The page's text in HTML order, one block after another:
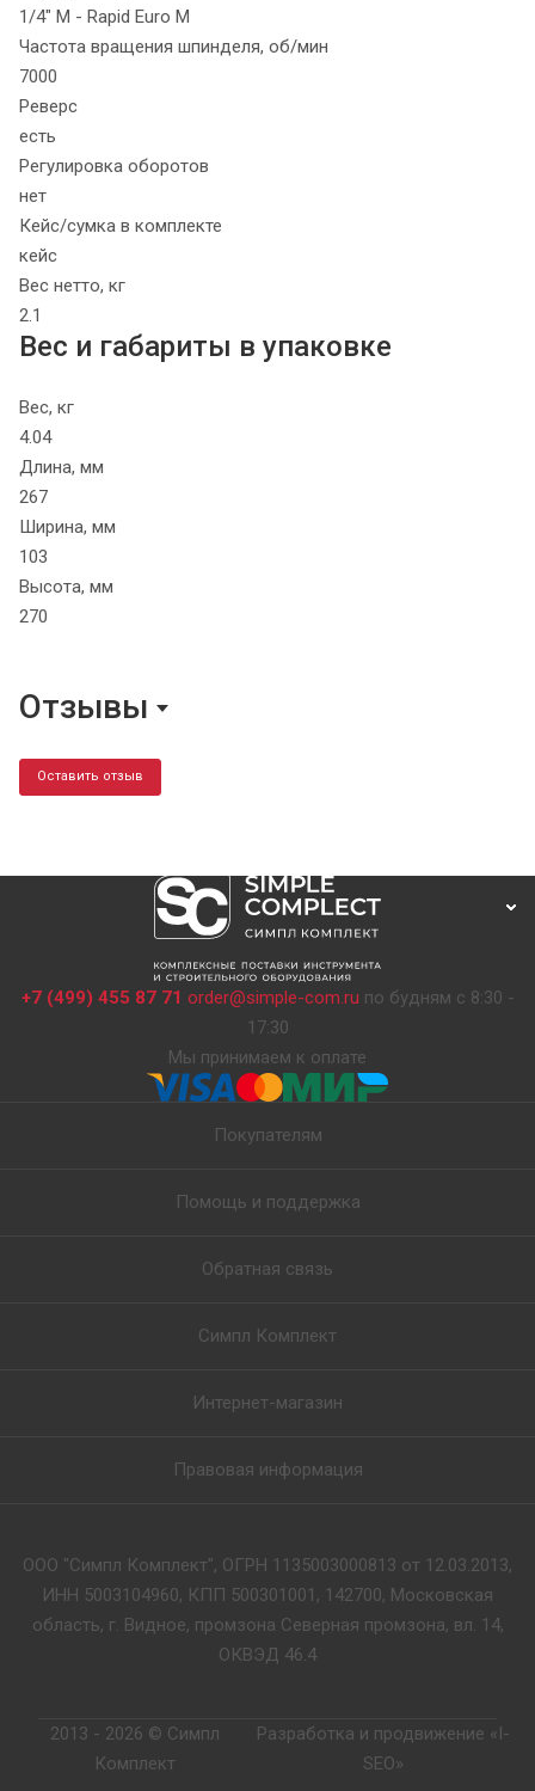
1/4" M - Rapid Euro M
Частота вращения шпинделя, об/мин
7000
Реверс
есть
Регулировка оборотов
нет
Кейс/сумка в комплекте
кейс
Вес нетто, кг
2.1
Вес и габариты в упаковке
Вес, кг
4.04
Длина, мм
267
Ширина, мм
103
Высота, мм
270
Отзывы
Оставить отзыв
+7 (499) 455 87 71 order@simple-com.ru по будням с 8:30 -
17:30
Мы принимаем к оплате
Покупателям
Помощь и поддержка
Обратная связь
Симпл Комплект
Интернет-магазин
Правовая информация
ООО "Симпл Комплект", ОГРН 1135003000813 от 12.03.2013,
ИНН 5003104960, КПП 500301001, 142700, Московская
область, г. Видное, промзона Северная промзона, вл. 14,
ОКВЭД 46.4
2013 - 2026 © Симпл
Комплект
Разработка и продвижение «I-
SEO»